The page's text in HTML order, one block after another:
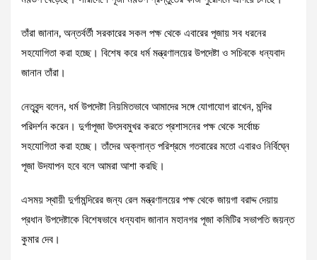
তাঁরা জানান, অন্তর্বর্তী সরকারের সকল পক্ষ থেকে এবারের পূজায় সব ধরনের
সহযোগিতা করা হচ্ছে। বিশেষ করে ধর্ম মন্ত্রণালয়ের উপদেষ্টা ও সচিবকে ধন্যবাদ
জানান তাঁরা।
নেতৃবৃন্দ বলেন, ধর্ম উপদেষ্টা নিয়মিতভাবে আমাদের সঙ্গে যোগাযোগ রাখেন, মন্দির
পরিদর্শন করেন। দুর্গাপূজা উৎসবমুখর করতে প্রশাসনের পক্ষ থেকে সর্বোচ্চ
সহযোগিতা করা হচ্ছে। তাঁদের অক্লান্ত পরিশ্রমে গতবারের মতো এবারও নির্বিঘ্নে
পূজা উদযাপন হবে বলে আমরা আশা করছি।
এসময় স্থায়ী দুর্গামন্দিরের জন্য রেল মন্ত্রণালয়ের পক্ষ থেকে জায়গা বরাদ্দ দেয়ায়
প্রধান উপদেষ্টাকে বিশেষভাবে ধন্যবাদ জানান মহানগর পূজা কমিটির সভাপতি জয়ন্ত
কুমার দেব।